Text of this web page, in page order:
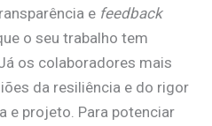
e feedback
o seu trabalho tem
os colaboradores mais
da resiliência e do rigor
e projeto. Para potenciar